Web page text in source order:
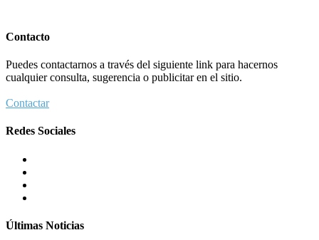
Contacto
Puedes contactarnos a través del siguiente link para hacernos
cualquier consulta, sugerencia o publicitar en el sitio.
Contactar
Redes Sociales
Últimas Noticias